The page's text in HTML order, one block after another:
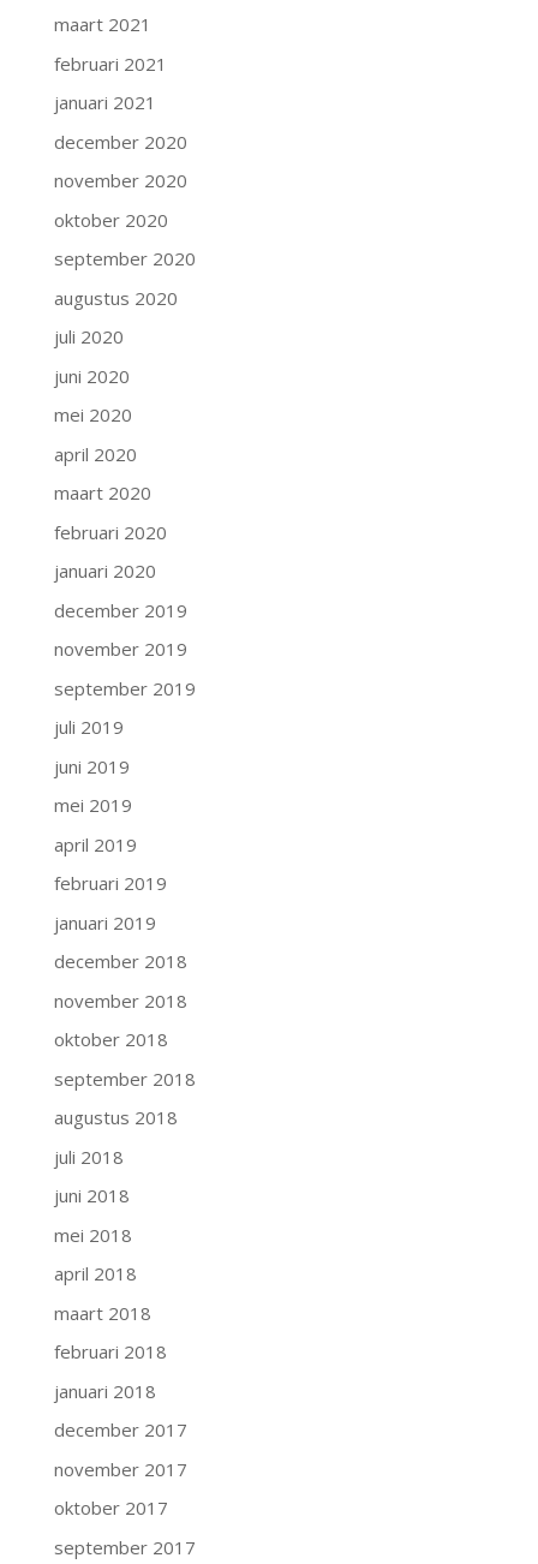
maart 2021
februari 2021
januari 2021
december 2020
november 2020
oktober 2020
september 2020
augustus 2020
juli 2020
juni 2020
mei 2020
april 2020
maart 2020
februari 2020
januari 2020
december 2019
november 2019
september 2019
juli 2019
juni 2019
mei 2019
april 2019
februari 2019
januari 2019
december 2018
november 2018
oktober 2018
september 2018
augustus 2018
juli 2018
juni 2018
mei 2018
april 2018
maart 2018
februari 2018
januari 2018
december 2017
november 2017
oktober 2017
september 2017